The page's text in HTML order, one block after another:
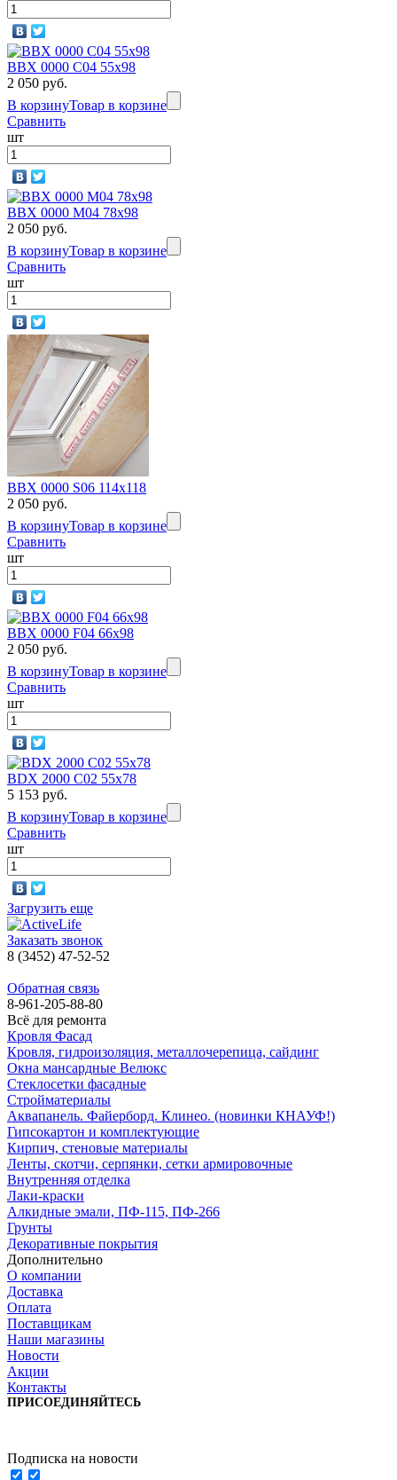
BBX 0000 C04 55x98
2 050 руб.
В корзинуТовар в корзине
Сравнить
шт
BBX 0000 M04 78х98
2 050 руб.
В корзинуТовар в корзине
Сравнить
шт
BBX 0000 S06 114х118
2 050 руб.
В корзинуТовар в корзине
Сравнить
шт
BBX 0000 F04 66х98
2 050 руб.
В корзинуТовар в корзине
Сравнить
шт
BDX 2000 C02 55x78
5 153 руб.
В корзинуТовар в корзине
Сравнить
шт
Загрузить еще
Заказать звонок
8 (3452) 47-52-52
Обратная связь
8-961-205-88-80
Всё для ремонта
Кровля Фасад
Кровля, гидроизоляция, металлочерепица, сайдинг
Окна мансардные Велюкс
Стеклосетки фасадные
Стройматериалы
Аквапанель. Файерборд. Клинео. (новинки КНАУФ!)
Гипсокартон и комплектующие
Кирпич, стеновые материалы
Ленты, скотчи, серпянки, сетки армировочные
Внутренняя отделка
Лаки-краски
Алкидные эмали, ПФ-115, ПФ-266
Грунты
Декоративные покрытия
Дополнительно
О компании
Доставка
Оплата
Поставщикам
Наши магазины
Новости
Акции
Контакты
ПРИСОЕДИНЯЙТЕСЬ
Подписка на новости